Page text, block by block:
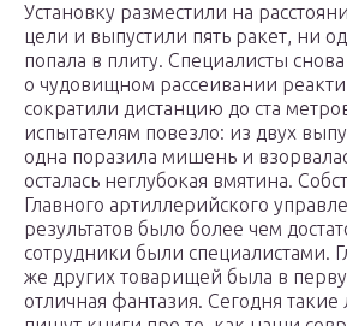
Установку разместили на
цели и выпустили пять ракет, ни
попала в плиту. Специалисты
о чудовищном рассеивании
сократили дистанцию до ста
испытателям повезло: из двух
одна поразила мишень и
осталась неглубокая вмятина.
Главного артиллерийского
результатов было более чем
сотрудники были специалистами.
же других товарищей была в
отличная фантазия. Сегодня